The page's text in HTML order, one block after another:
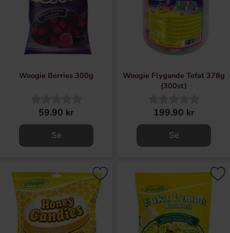
Woogie Berries 300g
59.90 kr
Se
Woogie Flygande Tefat 378g
(300st)
199.90 kr
Se